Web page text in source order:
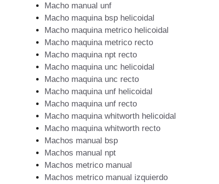
Macho manual unf
Macho maquina bsp helicoidal
Macho maquina metrico helicoidal
Macho maquina metrico recto
Macho maquina npt recto
Macho maquina unc helicoidal
Macho maquina unc recto
Macho maquina unf helicoidal
Macho maquina unf recto
Macho maquina whitworth helicoidal
Macho maquina whitworth recto
Machos manual bsp
Machos manual npt
Machos metrico manual
Machos metrico manual izquierdo